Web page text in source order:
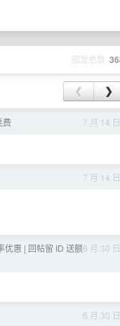
回复总数
❮ ❯
7 月 14 日
费
7 月 14 日
6 月 30 日
优惠 | 回帖留 ID 送额
6 月 30 日